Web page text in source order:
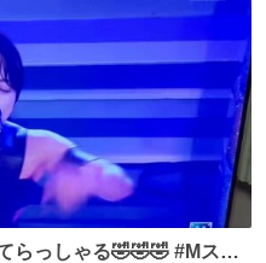
らっしゃる🤣🤣🤣 #Mステ